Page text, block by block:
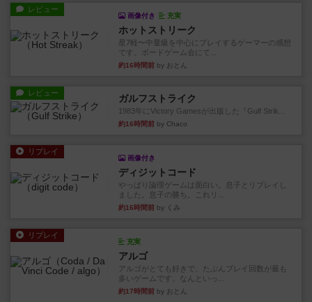
レビュー
画像付き 充実
ホットストリーク
星7軽〜中量級を中心にプレイするゲーマーの感想
です。ボードゲーム会にて...
約16時間前 by おとん
レビュー ガルフストライク
1983年にVictory Gamesが出版した『Gulf Strik...
約16時間前 by Chaco
リプレイ
画像付き
ディジットコード
やっぱり論理ゲームは面白い。息子とリプレイし
ました。息子の勝ち。これリ...
約16時間前 by くみ
リプレイ
充実
アルゴ
アルゴがとても好きで、たぶんプレイ回数が最も
多いゲームです。なんといっ...
約17時間前 by おとん